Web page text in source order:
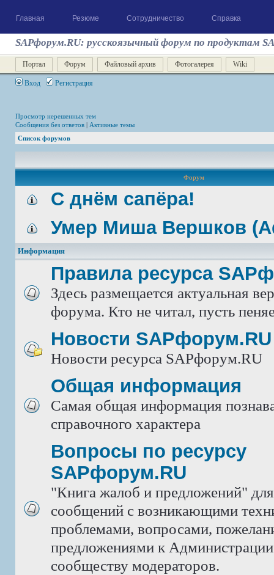
Главная Резюме Сотрудничество Справка
SAPфорум.RU: русскоязычный форум по продуктам
Портал Форум Файловый архив Фотогалерея Wiki
Вход Регистрация
Просмотр нерешенных тем
Сообщения без ответов | Активные темы
Список форумов
Форум
С днём сапёра!
Умер Миша Вершков
Информация
Правила ресурса
Здесь размещается актуальная
форума. Кто не читал, пусть
Новости SAPфорум.RU
Новости ресурса SAPфорум.RU
Общая информация
Самая общая информация
справочного характера
Вопросы по ресурсу
SAPфорум.RU
"Книга жалоб и предложений"
сообщений с возникающими
проблемами, вопросами,
предложениями к
сообществу модераторов.